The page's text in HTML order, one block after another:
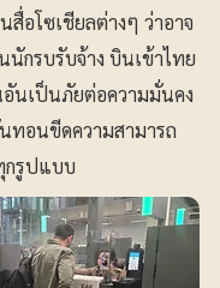
สื่อโซเชียลต่างๆ ว่าอาจ
กรบรับจ้าง บินเข้าไทย
นเป็นภัยต่อความมั่นคง
ทอนขีดความสามารถ
กรูปแบบ